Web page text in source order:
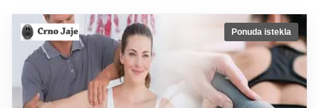
Ponuda istekla